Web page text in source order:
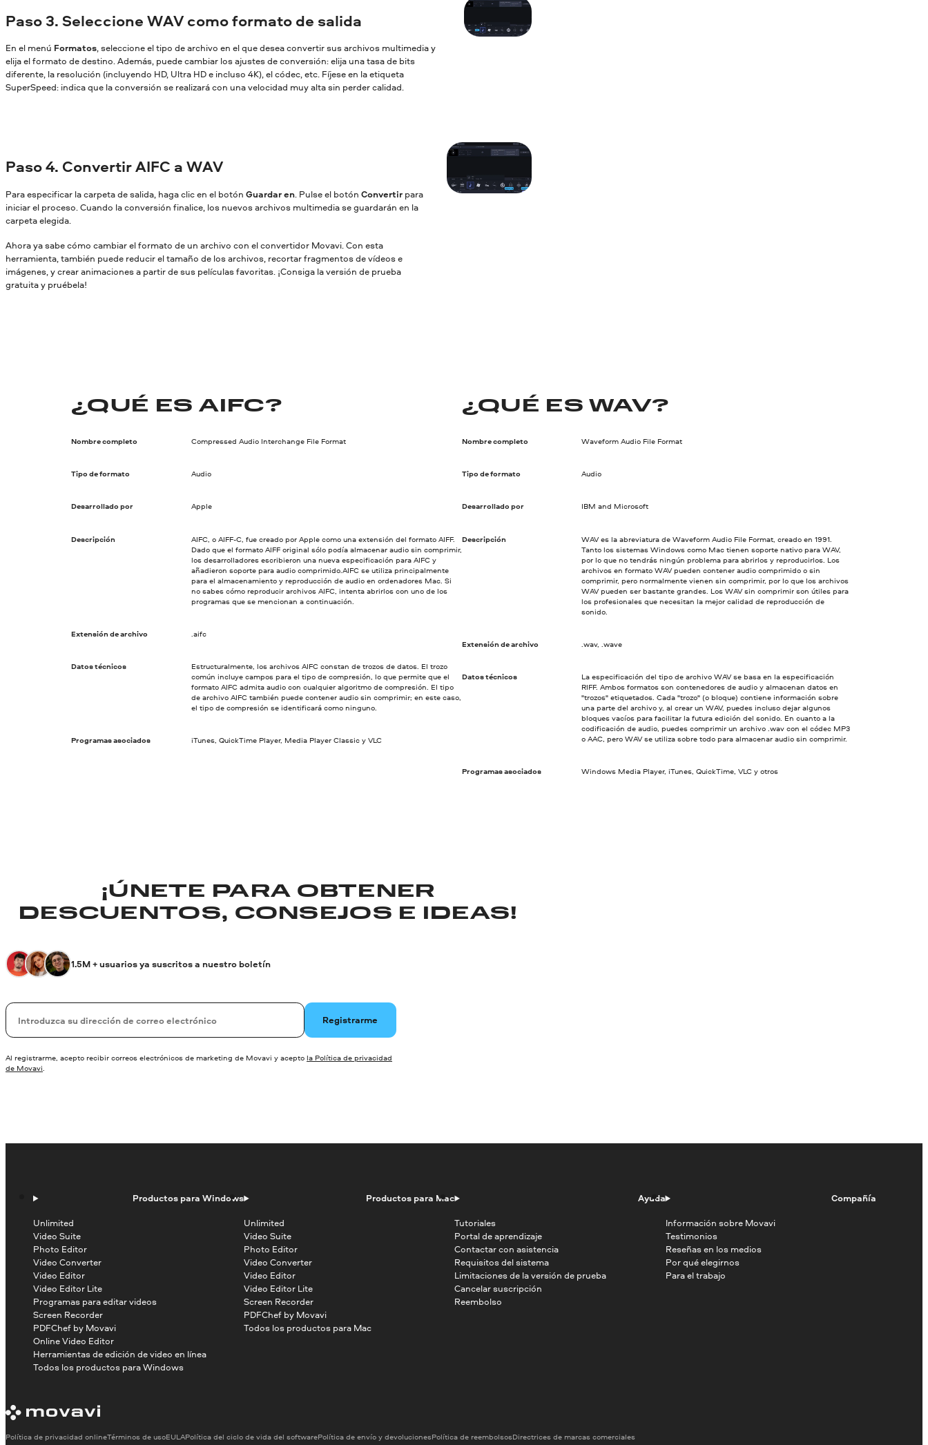
Paso 3. Seleccione WAV como formato de salida
En el menú Formatos, seleccione el tipo de archivo en el que desea convertir sus archivos multimedia y
elija el formato de destino. Además, puede cambiar los ajustes de conversión: elija una tasa de bits
diferente, la resolución (incluyendo HD, Ultra HD e incluso 4K), el códec, etc. Fíjese en la etiqueta
SuperSpeed: indica que la conversión se realizará con una velocidad muy alta sin perder calidad.
Paso 4. Convertir AIFC a WAV
Para especificar la carpeta de salida, haga clic en el botón Guardar en. Pulse el botón Convertir para
iniciar el proceso. Cuando la conversión finalice, los nuevos archivos multimedia se guardarán en la
carpeta elegida.
Ahora ya sabe cómo cambiar el formato de un archivo con el convertidor Movavi. Con esta
herramienta, también puede reducir el tamaño de los archivos, recortar fragmentos de vídeos e
imágenes, y crear animaciones a partir de sus películas favoritas. ¡Consiga la versión de prueba
gratuita y pruébela!
¿QUÉ ES AIFC?
Nombre completo Compressed Audio Interchange File Format
Tipo de formato Audio
Desarrollado por Apple
Descripción
AIFC, o AIFF-C, fue creado por Apple como una extensión del formato AIFF.
Dado que el formato AIFF original sólo podía almacenar audio sin comprimir,
los desarrolladores escribieron una nueva especificación para AIFC y
añadieron soporte para audio comprimido.AIFC se utiliza principalmente
para el almacenamiento y reproducción de audio en ordenadores Mac. Si
no sabes cómo reproducir archivos AIFC, intenta abrirlos con uno de los
programas que se mencionan a continuación.
Extensión de archivo .aifc
Datos técnicos
Estructuralmente, los archivos AIFC constan de trozos de datos. El trozo
común incluye campos para el tipo de compresión, lo que permite que el
formato AIFC admita audio con cualquier algoritmo de compresión. El tipo
de archivo AIFC también puede contener audio sin comprimir; en este caso,
el tipo de compresión se identificará como ninguno.
Programas asociados iTunes, QuickTime Player, Media Player Classic y VLC
¿QUÉ ES WAV?
Nombre completo Waveform Audio File Format
Tipo de formato Audio
Desarrollado por IBM and Microsoft
Descripción
WAV es la abreviatura de Waveform Audio File Format, creado en 1991.
Tanto los sistemas Windows como Mac tienen soporte nativo para WAV,
por lo que no tendrás ningún problema para abrirlos y reproducirlos. Los
archivos en formato WAV pueden contener audio comprimido o sin
comprimir, pero normalmente vienen sin comprimir, por lo que los archivos
WAV pueden ser bastante grandes. Los WAV sin comprimir son útiles para
los profesionales que necesitan la mejor calidad de reproducción de
sonido.
Extensión de archivo .wav, .wave
Datos técnicos
La especificación del tipo de archivo WAV se basa en la especificación
RIFF. Ambos formatos son contenedores de audio y almacenan datos en
"trozos" etiquetados. Cada "trozo" (o bloque) contiene información sobre
una parte del archivo y, al crear un WAV, puedes incluso dejar algunos
bloques vacíos para facilitar la futura edición del sonido. En cuanto a la
codificación de audio, puedes comprimir un archivo .wav con el códec MP3
o AAC, pero WAV se utiliza sobre todo para almacenar audio sin comprimir.
Programas asociados Windows Media Player, iTunes, QuickTime, VLC y otros
¡ÚNETE PARA OBTENER
DESCUENTOS, CONSEJOS E IDEAS!
1.5M + usuarios ya suscritos a nuestro boletín
Su correo electrónico Registrarme
Al registrarme, acepto recibir correos electrónicos de marketing de Movavi y acepto la Política de privacidad
de Movavi.
Productos para Windows
Unlimited
Video Suite
Photo Editor
Video Converter
Video Editor
Video Editor Lite
Programas para editar videos
Screen Recorder
PDFChef by Movavi
Online Video Editor
Herramientas de edición de video en línea
Todos los productos para Windows
Productos para Mac
Unlimited
Video Suite
Photo Editor
Video Converter
Video Editor
Video Editor Lite
Screen Recorder
PDFChef by Movavi
Todos los productos para Mac
Ayuda
Tutoriales
Portal de aprendizaje
Contactar con asistencia
Requisitos del sistema
Limitaciones de la versión de prueba
Cancelar suscripción
Reembolso
Compañía
Información sobre Movavi
Testimonios
Reseñas en los medios
Por qué elegirnos
Para el trabajo
Política de privacidad onlineTérminos de usoEULAPolítica del ciclo de vida del softwarePolítica de envío y devolucionesPolítica de reembolsosDirectrices de marcas comerciales